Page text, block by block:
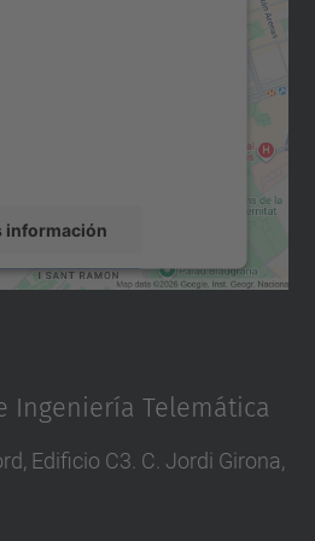
información
Aceptar
Ingeniería Telemática
Edificio C3. C. Jordi Girona,